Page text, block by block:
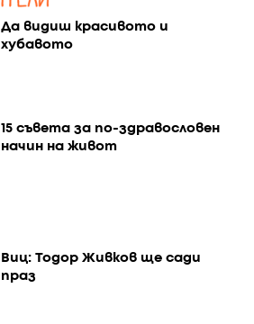
Да видиш красивото и
хубавото
15 съвета за по-здравословен
начин на живот
Виц: Тодор Живков ще сади
праз